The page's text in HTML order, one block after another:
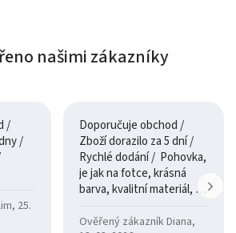
našimi zákazníky
/
/
25.
Doporučuje obchod /
Zboží dorazilo za 5 dní /
Rychlé dodání / Pohovka,
je jak na fotce, krásná
barva, kvalitní materiál, a
Ověřený zákazník Diana,